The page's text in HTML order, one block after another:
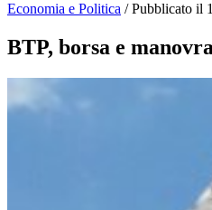
Economia e Politica / Pubblicato il
BTP, borsa e